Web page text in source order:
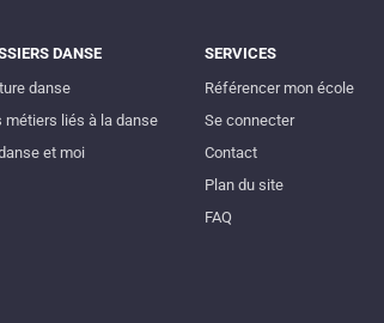
DANSE
danse
métiers liés à la danse
et moi
SERVICES
Référencer mon école
Se connecter
Contact
Plan du site
FAQ